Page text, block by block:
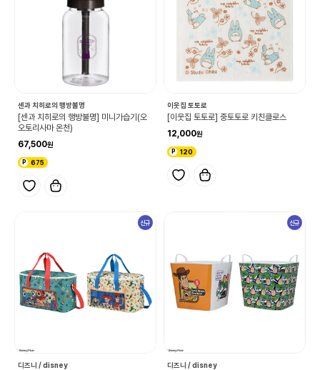
센과 치히로의 행방불명
[센과 치히로의 행방불명] 미니가습기(오
오토리사마 온천)
67,500
675
이웃집 토토로
[이웃집 토토로] 중토토로 키친클로스
12,000
120
신규
디즈니 / disney
신규
디즈니 / disney